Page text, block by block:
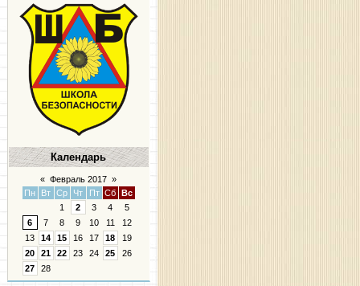
Календарь
« Февраль 2017 »
Пн
Вт Ср Чт Пт Сб
Вс
1
2 3 4
5
6
7 8 9 10 11
12
13
14 15 16 17 18
19
20
21 22 23 24 25
26
27
28